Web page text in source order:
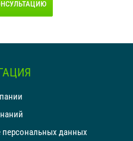
персональных данных